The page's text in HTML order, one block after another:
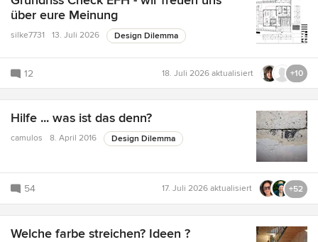
über eure Meinung
silke7731 13. Juli 2026 Design Dilemma
12 18. Juli 2026 aktualisiert +10
Hilfe ... was ist das denn?
camulos 8. April 2016 Design Dilemma
54 17. Juli 2026 aktualisiert +52
Welche farbe streichen? Ideen ?